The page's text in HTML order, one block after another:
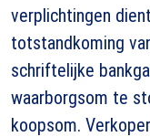
verplichtingen
totstandkoming
schriftelijke
waarborgsom te
koopsom.